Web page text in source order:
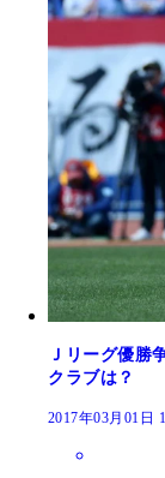
Ｊリーグ優勝
クラブは？
2017年03月01日